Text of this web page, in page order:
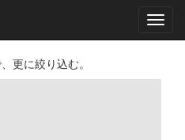
更に絞り込む。